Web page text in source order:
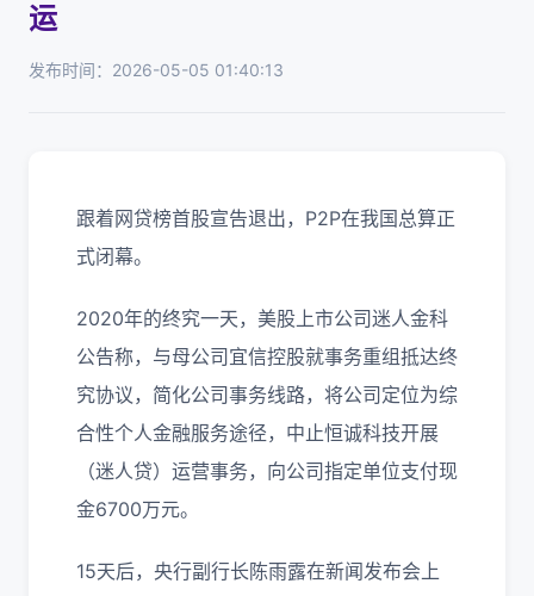
运
发布时间：2026-05-05 01:40:13
跟着网贷榜首股宣告退出，P2P在我国总算正
式闭幕。
2020年的终究一天，美股上市公司迷人金科
公告称，与母公司宜信控股就事务重组抵达终
究协议，简化公司事务线路，将公司定位为综
合性个人金融服务途径，中止恒诚科技开展
（迷人贷）运营事务，向公司指定单位支付现
金6700万元。
15天后，央行副行长陈雨露在新闻发布会上